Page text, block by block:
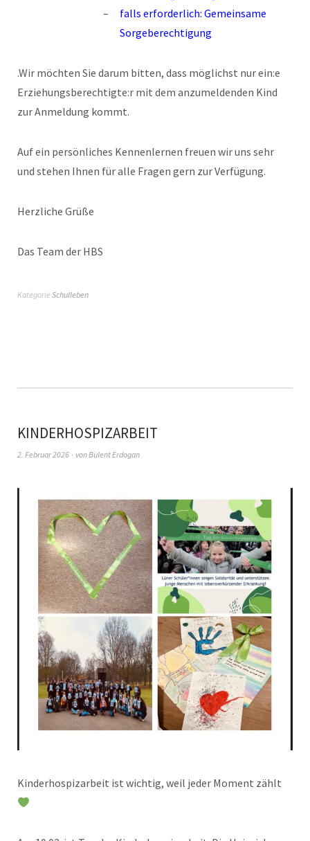
falls erforderlich: Gemeinsame
Sorgeberechtigung
.Wir möchten Sie darum bitten, dass möglichst nur ein:e
Erziehungsberechtigte:r mit dem anzumeldenden Kind
zur Anmeldung kommt.
Auf ein persönliches Kennenlernen freuen wir uns sehr
und stehen Ihnen für alle Fragen gern zur Verfügung.
Herzliche Grüße
Das Team der HBS
Kategorie Schulleben
KINDERHOSPIZARBEIT
2. Februar 2026 vonBülent Erdogan
Kinderhospizarbeit ist wichtig, weil jeder Moment zählt